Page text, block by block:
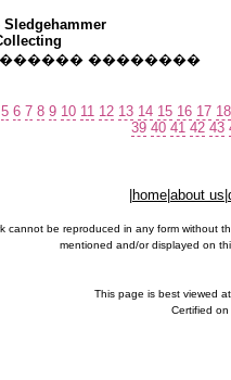
Sledgehammer
��������
5 6 7 8 9 10 11 12 13 14 15 16 17 18
39 40 41 42 43
home about us
cannot be reproduced in any form without
mentioned and/or displayed on
This page is best viewed
Certified on